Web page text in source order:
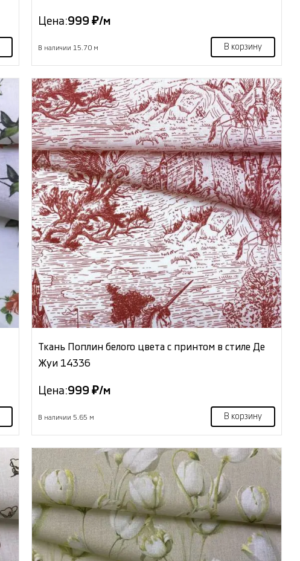
Цена:999 ₽/м
В наличии 15.70 м В корзину
Ткань Поплин белого цвета с принтом в стиле Де
Жуи 14336
Цена:999 ₽/м
В наличии 5.65 м В корзину